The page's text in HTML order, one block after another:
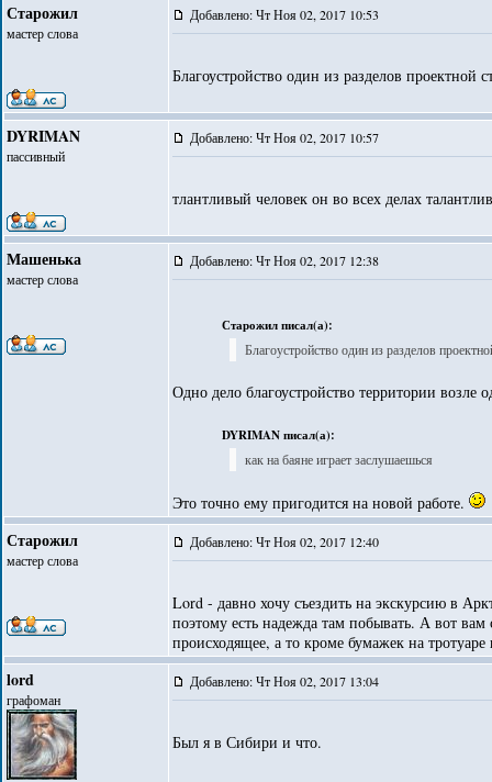
Старожил
мастер слова
Добавлено: Чт Ноя 02, 2017 10:53
Благоустройство один из разделов проектной
DYRIMAN
пассивный
Добавлено: Чт Ноя 02, 2017 10:57
тлантливый человек он во всех делах
Машенька
мастер слова
Добавлено: Чт Ноя 02, 2017 12:38
Старожил писал(а):
Благоустройство один из разделов
Одно дело благоустройство территории возле
DYRIMAN писал(а):
как на баяне играет заслушаешься
Это точно ему пригодится на новой работе.
Старожил
мастер слова
Добавлено: Чт Ноя 02, 2017 12:40
Lord - давно хочу съездить на экскурсию в
поэтому есть надежда там побывать. А вот
происходящее, а то кроме бумажек на
lord
графоман
Добавлено: Чт Ноя 02, 2017 13:04
Был я в Сибири и что.